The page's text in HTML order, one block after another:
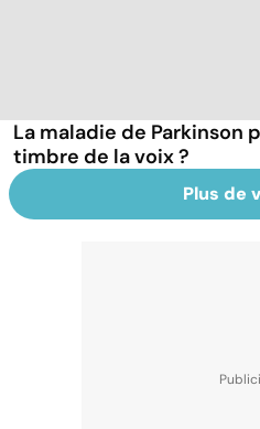
La maladie de
timbre de la voix ?
Plus de